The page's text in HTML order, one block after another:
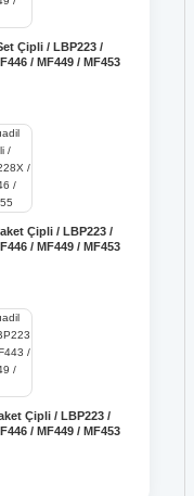
Çipli / LBP223 /
/ MF449 / MF453
Çipli / LBP223 /
/ MF449 / MF453
Çipli / LBP223 /
/ MF449 / MF453